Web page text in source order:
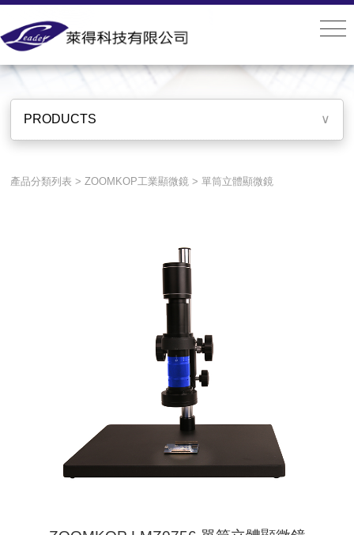
PRODUCTS
PRODUCTS ∨
產品分類列表 > ZOOMKOP工業顯微鏡 >單筒立體顯微鏡